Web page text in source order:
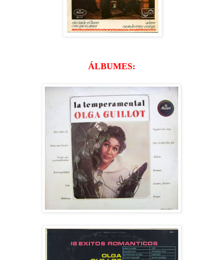
ÁLBUMES: